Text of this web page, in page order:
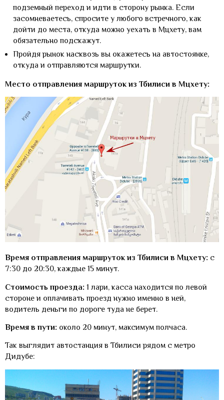
подземный переход и идти в сторону рынка. Если
засомневаетесь, спросите у любого встречного, как
дойти до места, откуда можно уехать в Мцхету, вам
обязательно подскажут.
Пройдя рынок насквозь вы окажетесь на автостоянке,
откуда и отправляются маршрутки.
Место отправления маршруток из Тбилиси в Мцхету:
Время отправления маршруток из Тбилиси в Мцхету: с
7:30 до 20:30, каждые 15 минут.
Стоимость проезда: 1 лари, касса находится по левой
стороне и оплачивать проезд нужно именно в ней,
водитель деньги по дороге туда не берет.
Время в пути: около 20 минут, максимум полчаса.
Так выглядит автостанция в Тбилиси рядом с метро
Дидубе: